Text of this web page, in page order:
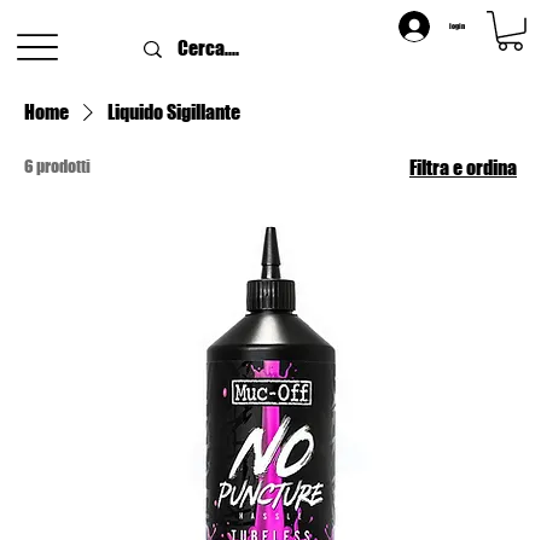
login
Home Liquido Sigillante
6 prodotti Filtra e ordina